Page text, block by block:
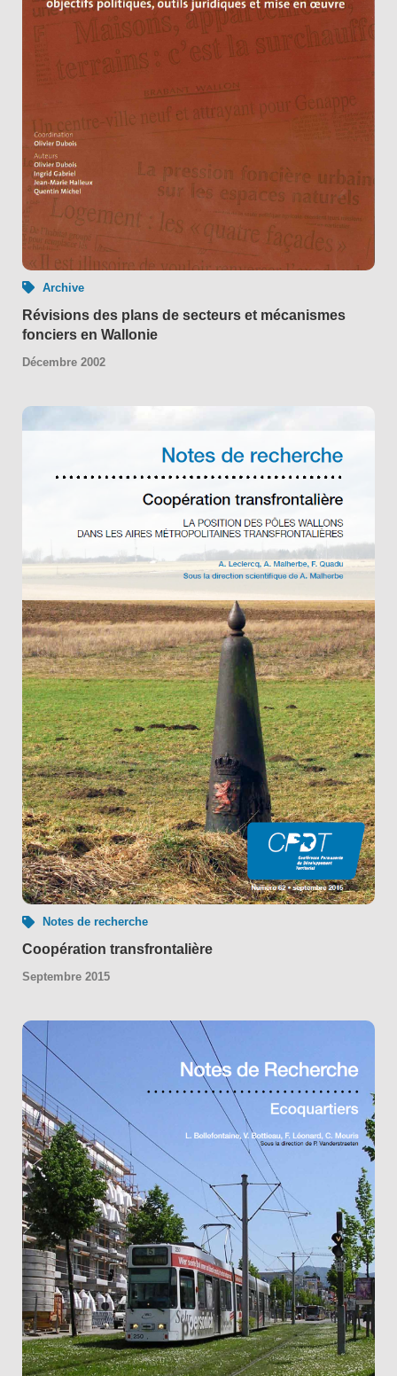
Archive
Révisions des plans de secteurs et mécanismes
fonciers en Wallonie
Décembre 2002
Notes de recherche
Coopération transfrontalière
Septembre 2015